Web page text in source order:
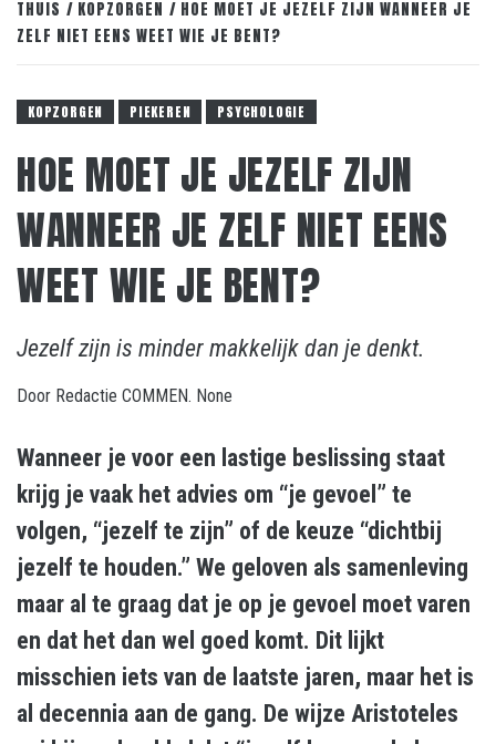
THUIS KOPZORGEN
HOE MOET JE JEZELF ZIJN WANNEER JE
ZELF NIET EENS WEET WIE JE BENT?
KOPZORGEN PIEKEREN PSYCHOLOGIE
HOE MOET JE JEZELF ZIJN
WANNEER JE ZELF NIET EENS
WEET WIE JE BENT?
Jezelf zijn is minder makkelijk dan je denkt.
Door Redactie COMMEN. None
Wanneer je voor een lastige beslissing staat
krijg je vaak het advies om “je gevoel” te
volgen, “jezelf te zijn” of de keuze “dichtbij
jezelf te houden.” We geloven als samenleving
maar al te graag dat je op je gevoel moet varen
en dat het dan wel goed komt. Dit lijkt
misschien iets van de laatste jaren, maar het is
al decennia aan de gang. De wijze Aristoteles